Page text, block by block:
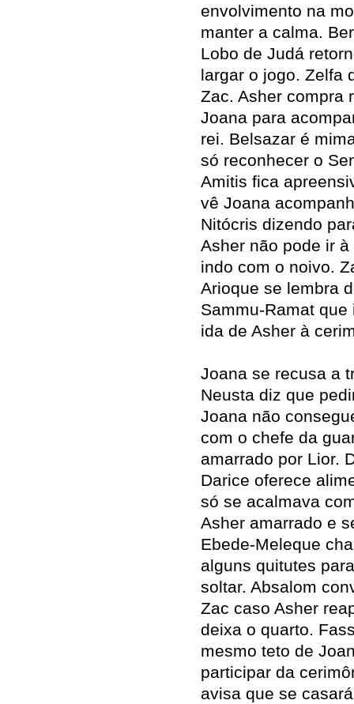
envolvimento na
manter a calma.
Lobo de Judá
largar o jogo. Zelfa
Zac. Asher compra
Joana para
rei. Belsazar é
só reconhecer o
Amitis fica
vê Joana
Nitócris dizendo
Asher não pode ir
indo com o noivo.
Arioque se lembra
Sammu-Ramat
ida de Asher à
Joana se recusa a
Neusta diz que
Joana não
com o chefe da
amarrado por Lior.
Darice oferece
só se acalmava
Asher amarrado e
Ebede-Meleque
alguns quitutes
soltar. Absalom
Zac caso Asher
deixa o quarto.
mesmo teto de
participar da
avisa que se